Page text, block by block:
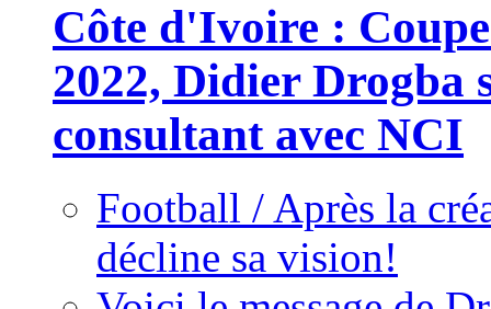
Côte d'Ivoire :
2022, Didier Drogba
consultant avec NCI
Football / Après la
décline sa vision!